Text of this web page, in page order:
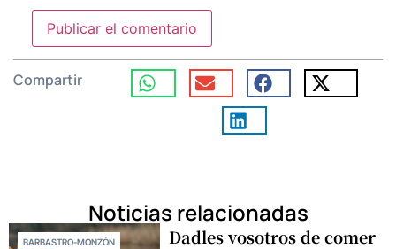
Compartir
Noticias relacionadas
BARBASTRO-MONZÓN Dadles vosotros de comer